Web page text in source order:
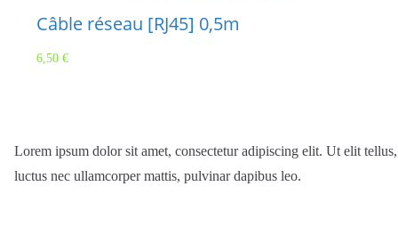
Câble réseau [RJ45] 0,5m
6,50 €
Lorem ipsum dolor sit amet, consectetur adipiscing elit. Ut elit tellus,
luctus nec ullamcorper mattis, pulvinar dapibus leo.